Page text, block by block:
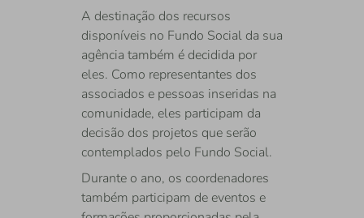
A destinação dos recursos
disponíveis no Fundo Social da sua
agência também é decidida por
eles. Como representantes dos
associados e pessoas inseridas na
comunidade, eles participam da
decisão dos projetos que serão
contemplados pelo Fundo Social.
Durante o ano, os coordenadores
também participam de eventos e